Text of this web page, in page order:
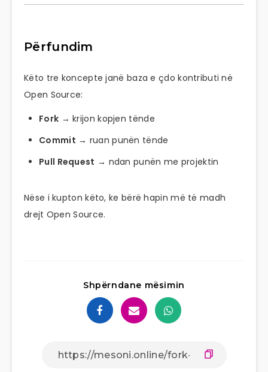
Përfundim
Këto tre koncepte janë baza e çdo kontributi në
Open Source:
Fork → krijon kopjen tënde
Commit → ruan punën tënde
Pull Request → ndan punën me projektin
Nëse i kupton këto, ke bërë hapin më të madh
drejt Open Source.
Shpërndane mësimin